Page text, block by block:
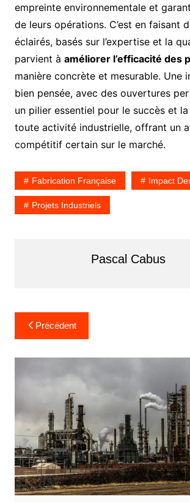
empreinte environnementale et
de leurs opérations. C’est en faisant
éclairés, basés sur l’expertise et la
parvient à améliorer l’efficacité des
manière concrète et mesurable. Une
bien pensée, avec des ouvertures
un pilier essentiel pour le succès et
toute activité industrielle, offrant un
compétitif certain sur le marché.
Fabrication Française Impact
Projets Industriels
Pascal Cabus
a
v
a
t
i
o
n
Précédent